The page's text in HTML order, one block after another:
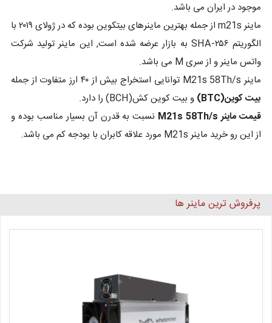
موجود در ایران می باشد.
ماینر m21s از جمله بهترین ماینرهای بیتکوین بوده که در ژولای ۲۰۱۹ با
الگوریتم SHA-۲۵۶ به بازار عرضه شده است, این ماینر تولید شرکت
واتس ماینر و از سری M می باشد.
ماینر M21s 58Th/s توانایی استخراج بیش از ۴۰ ارز متفاوت از جمله
بیت کوین(BTC)
و بیت کوین کش(BCH) را دارد.
قیمت ماینر M21s 58Th/s
نسبت به قدرن آن بسیار مناسب بوده و
از این رو خرید ماینر M21s مورد علاقه کابران با بودجه کم می باشد.
پرفروش ترین ماینر ها